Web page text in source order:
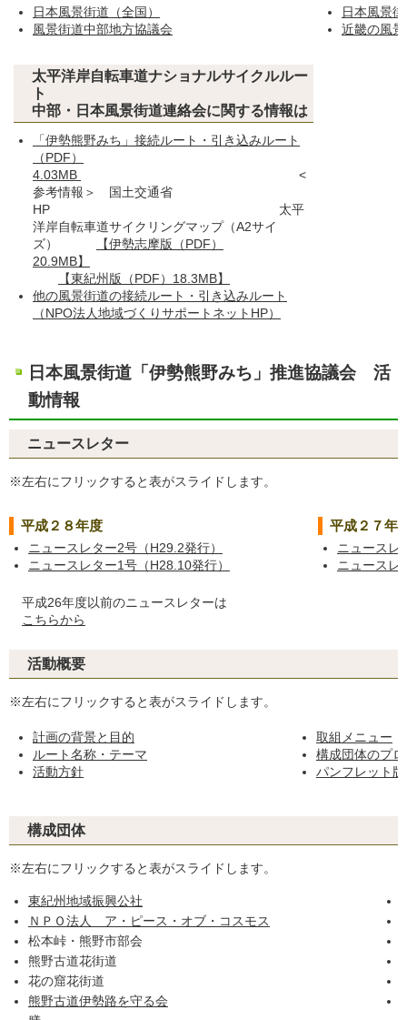
日本風景街道（全国）
風景街道中部地方協議会
日本風景
近畿の風
太平洋岸自転車道ナショナルサイクルルー
ト
中部・日本風景街道連絡会に関する情報は
「伊勢熊野みち」接続ルート・引き込みルート
（PDF）
4.03MB
<
参考情報＞ 国土交通省
HP 太平
洋岸自転車道サイクリングマップ（A2サイ
ズ）
【伊勢志摩版（PDF）
20.9MB】
【東紀州版（PDF）18.3MB】
他の風景街道の接続ルート・引き込みルート
（NPO法人地域づくりサポートネットHP）
日本風景街道「伊勢熊野みち」推進協議会 活
動情報
ニュースレター
※左右にフリックすると表がスライドします。
平成２８年度
ニュースレター2号（H29.2発行）
ニュースレター1号（H28.10発行）
平成２７年
ニュースレ
ニュースレ
平成26年度以前のニュースレターは
こちらから
活動概要
※左右にフリックすると表がスライドします。
計画の背景と目的
ルート名称・テーマ
活動方針
取組メニュー
構成団体のプ
パンフレット版
構成団体
※左右にフリックすると表がスライドします。
東紀州地域振興公社
ＮＰＯ法人 ア・ピース・オブ・コスモス
松本峠・熊野市部会
熊野古道花街道
花の窟花街道
熊野古道伊勢路を守る会